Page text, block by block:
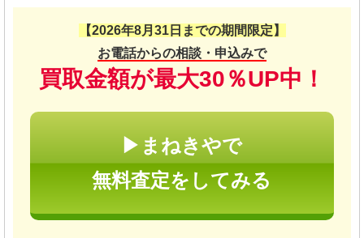
【2026年8月31日までの期間限定】
お電話からの相談・申込みで
買取金額が最大30％UP中！
▶まねきやで
無料査定をしてみる